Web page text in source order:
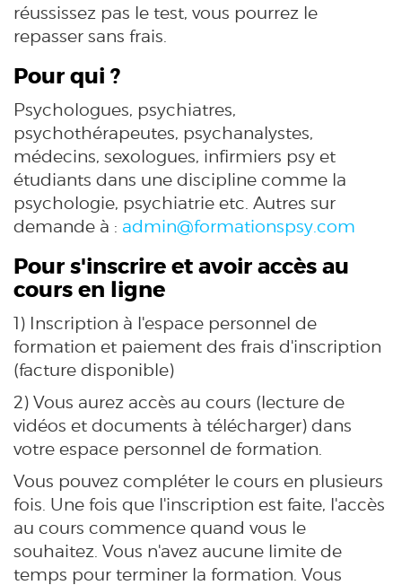
réussissez pas le test, vous pourrez le
repasser sans frais.
Pour qui ?
Psychologues, psychiatres,
psychothérapeutes, psychanalystes,
médecins, sexologues, infirmiers psy et
étudiants dans une discipline comme la
psychologie, psychiatrie etc. Autres sur
demande à : admin@formationspsy.com
Pour s'inscrire et avoir accès au
cours en ligne
1) Inscription à l'espace personnel de
formation et paiement des frais d'inscription
(facture disponible)
2) Vous aurez accès au cours (lecture de
vidéos et documents à télécharger) dans
votre espace personnel de formation.
Vous pouvez compléter le cours en plusieurs
fois. Une fois que l'inscription est faite, l'accès
au cours commence quand vous le
souhaitez. Vous n'avez aucune limite de
temps pour terminer la formation. Vous